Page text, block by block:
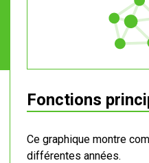
Fonctions
Ce graphique montre
différentes années.